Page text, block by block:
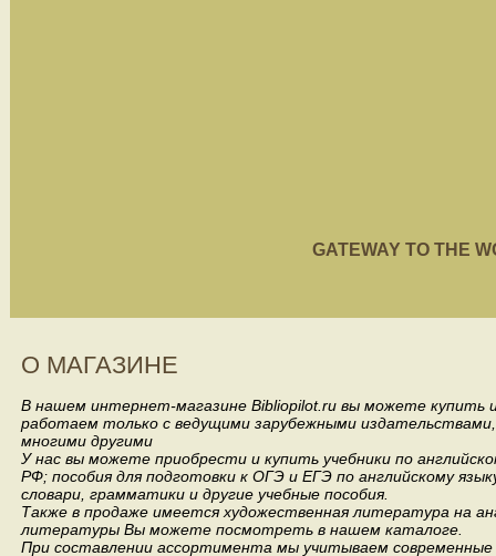
GATEWAY TO THE
О МАГАЗИНЕ
В нашем интернет-магазине Bibliopilot.ru вы можете купить
работаем только с ведущими зарубежными издательствами,
многими другими
У нас вы можете приобрести и купить учебники по
РФ; пособия для подготовки к ОГЭ и ЕГЭ по английскому
словари, грамматики и другие учебные пособия.
Также в продаже имеется художественная литература на
литературы Вы можете посмотреть в нашем каталоге.
При составлении ассортимента мы учитываем